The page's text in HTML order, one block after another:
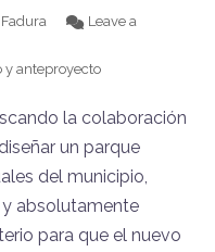
Leave a
y anteproyecto
la colaboración
un parque
del municipio,
absolutamente
para que el nuevo